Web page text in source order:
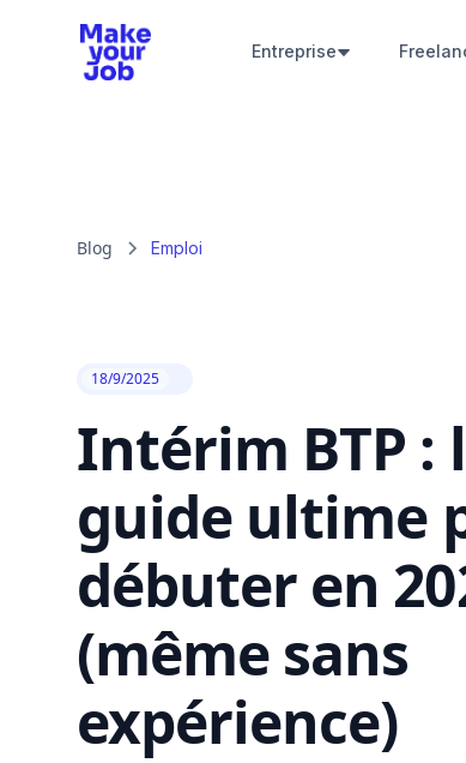
Entreprise
Blog Emploi
18/9/2025
Intérim BTP :
guide ultime
débuter en
(même sans
expérience)